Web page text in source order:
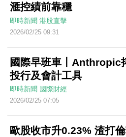
滙控績前靠穩
即時新聞 港股直擊
2026/02/25 09:31
國際早班車丨Anthropic
投行及會計工具
即時新聞 國際財經
2026/02/25 07:05
歐股收市升0.23% 渣打